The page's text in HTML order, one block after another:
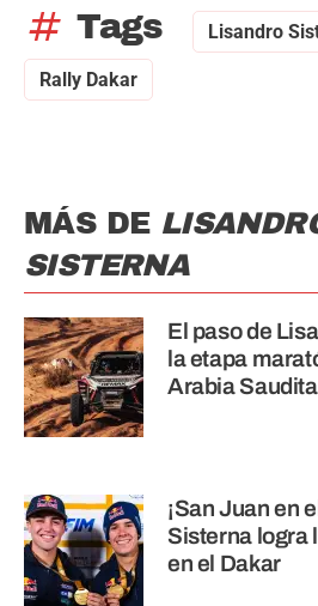
tag Tags Lisandro
Rally Dakar
MÁS DE
SISTERNA
El paso de
la etapa
Arabia Saudita
¡San Juan en
Sisterna logra
en el Dakar